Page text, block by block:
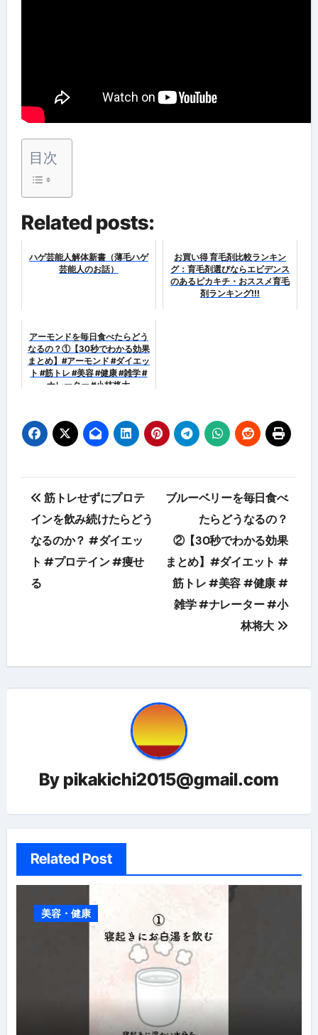
目次
Related posts:
ハゲ芸能人解体新書（薄毛ハゲ
芸能人のお話）
お買い得 育毛剤比較ランキン
グ：育毛剤選びならエビデンス
のあるピカキチ・おススメ育毛
剤ランキング!!!
アーモンドを毎日食べたらどう
なるの？①【30秒でわかる効果
まとめ】#アーモンド #ダイエッ
ト #筋トレ #美容 #健康 #雑学 #
ナレーター #小林将大
投
稿
ナ
ビ
シ
ョ
筋トレせずにプロテ
インを飲み続けたらどう
なるのか？ #ダイエッ
ト #プロテイン #痩せ
る
ブルーベリーを毎日食べ
たらどうなるの？
②【30秒でわかる効果
まとめ】#ダイエット #
筋トレ #美容 #健康 #
雑学 #ナレーター #小
林将大
By pikakichi2015@gmail.com
Related Post
美容・健康